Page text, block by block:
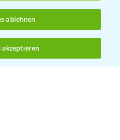
(noch 4)
Datenschutzerklärung
GmbH
ablehnen
akzeptieren